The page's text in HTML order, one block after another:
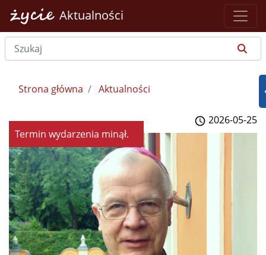
Aktualności
Strona główna Aktualności
2026-05-25
Termin wydarzenia minął.